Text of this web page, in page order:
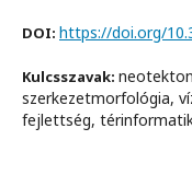
DOI: https://doi.org/
Kulcsszavak:
szerkezetmorfológia,
fejlettség,